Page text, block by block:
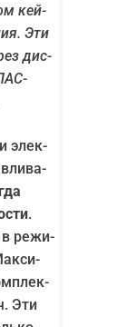
кей­
Эти
дис­
элек­
.
в режи­
Эти